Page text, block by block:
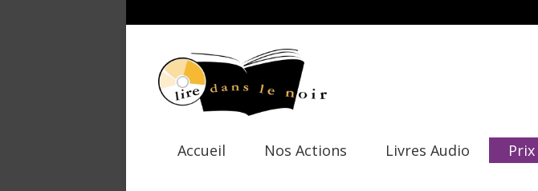
Accueil Nos Actions Livres Audio